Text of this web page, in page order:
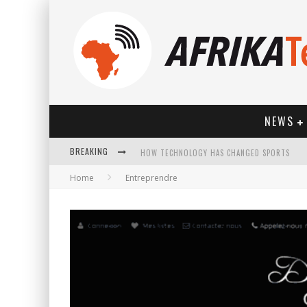
NEWS
BREAKING HOW TECHNOLOGY HAS CHANGED SPORTS
Home Entreprendre